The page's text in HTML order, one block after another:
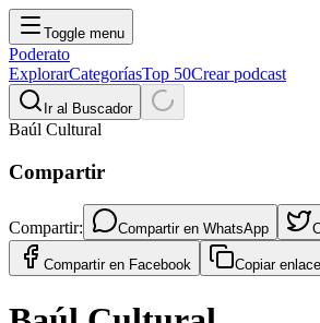
Toggle menu
Poderato
ExplorarCategoríasTop 50Crear podcast
Ir al Buscador
Baúl Cultural
Compartir
Compartir: Compartir en WhatsApp
Compartir en Facebook Copiar enlace